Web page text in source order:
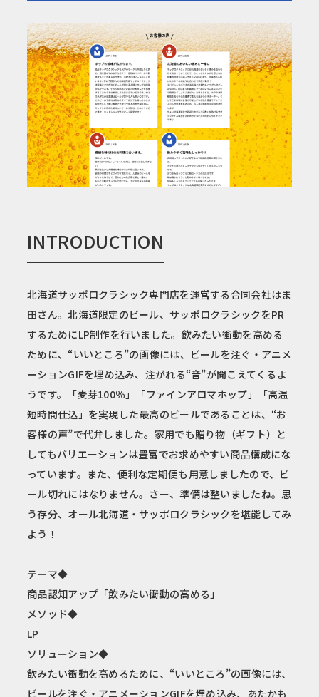
INTRODUCTION
北海道サッポロクラシック専門店を運営する合同会社はま
田さん。北海道限定のビール、サッポロクラシックをPR
するためにLP制作を行いました。飲みたい衝動を高める
ために、“いいところ”の画像には、ビールを注ぐ・アニメ
ーションGIFを埋め込み、注がれる“音”が聞こえてくるよ
うです。「麦芽100％」「ファインアロマホップ」「高温
短時間仕込」を実現した最高のビールであることは、“お
客様の声”で代弁しました。家用でも贈り物（ギフト）と
してもバリエーションは豊富でお求めやすい商品構成にな
っています。また、便利な定期便も用意しましたので、ビ
ール切れにはなりません。さー、準備は整いましたね。思
う存分、オール北海道・サッポロクラシックを堪能してみ
よう！
テーマ◆
商品認知アップ「飲みたい衝動の高める」
メソッド◆
LP
ソリューション◆
飲みたい衝動を高めるために、“いいところ”の画像には、
ビールを注ぐ・アニメーションGIFを埋め込み、あたかも